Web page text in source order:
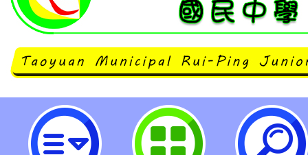
交通部民用航空局無人機飛航安全
立瑞坪國民中學